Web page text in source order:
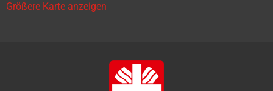
Größere Karte anzeigen